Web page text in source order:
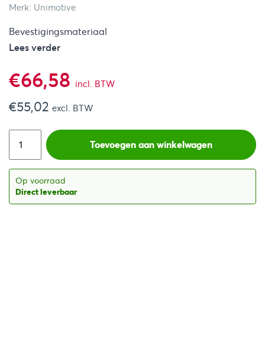
Merk: Unimotive
Bevestigingsmateriaal
Lees verder
€66,58 incl. BTW
€55,02 excl. BTW
Toevoegen aan winkelwagen
Op voorraad
Direct leverbaar